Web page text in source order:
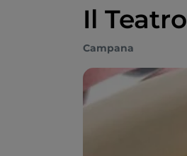
Il Teatro
Campana